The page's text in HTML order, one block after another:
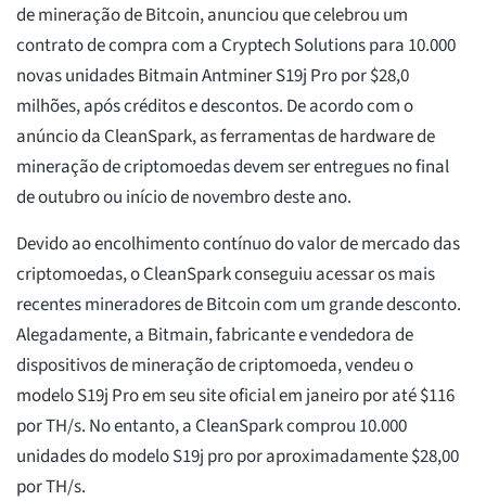
de mineração de Bitcoin, anunciou que celebrou um
contrato de compra com a Cryptech Solutions para 10.000
novas unidades Bitmain Antminer S19j Pro por $28,0
milhões, após créditos e descontos. De acordo com o
anúncio da CleanSpark, as ferramentas de hardware de
mineração de criptomoedas devem ser entregues no final
de outubro ou início de novembro deste ano.
Devido ao encolhimento contínuo do valor de mercado das
criptomoedas, o CleanSpark conseguiu acessar os mais
recentes mineradores de Bitcoin com um grande desconto.
Alegadamente, a Bitmain, fabricante e vendedora de
dispositivos de mineração de criptomoeda, vendeu o
modelo S19j Pro em seu site oficial em janeiro por até $116
por TH/s. No entanto, a CleanSpark comprou 10.000
unidades do modelo S19j pro por aproximadamente $28,00
por TH/s.